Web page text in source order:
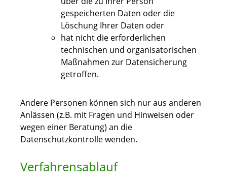
gespeicherten Daten oder die
Löschung Ihrer Daten oder
hat nicht die erforderlichen
technischen und organisatorischen
Maßnahmen zur Datensicherung
getroffen.
Andere Personen können sich nur aus anderen
Anlässen (z.B. mit Fragen und Hinweisen oder
wegen einer Beratung) an die
Datenschutzkontrolle wenden.
Verfahrensablauf